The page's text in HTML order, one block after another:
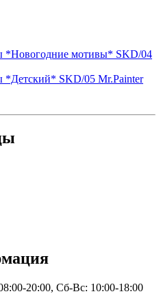
*Новогодние мотивы* SKD/04
*Детский* SKD/05 Mr.Painter
20:00, Сб-Вс: 10:00-18:00